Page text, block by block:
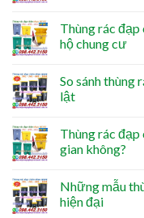
Thùng rác đạp
hộ chung cư
So sánh thùng
lật
Thùng rác
gian không?
Những mẫu
hiện đại